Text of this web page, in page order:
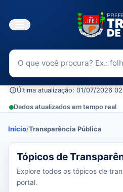
Buscar no Portal da
Última atualização: 01/07/2026
Dados atualizados em tempo real
Início/Transparência Pública
39 tópicos carregados do
Tópicos de
Explore todos os tópicos de
portal.